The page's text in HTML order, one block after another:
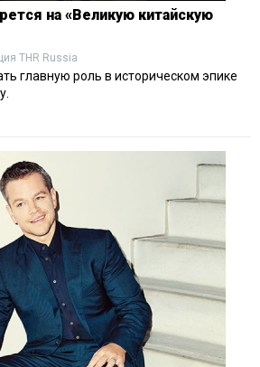
на «Великую китайскую
THR Russia
главную роль в историческом эпике